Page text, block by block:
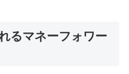
るマネーフォワー